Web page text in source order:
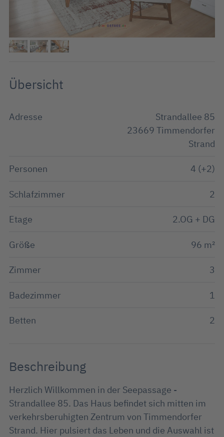
Übersicht
Adresse
Strandallee 85
23669 Timmendorfer
Strand
Personen 4 (+2)
Schlafzimmer 2
Etage 2.OG + DG
Größe 96 m²
Zimmer 3
Badezimmer 1
Betten 2
Beschreibung
Herzlich Willkommen in der Seepassage -
Strandallee 85. Das Haus befindet sich mitten im
verkehrsberuhigten Zentrum von Timmendorfer
Strand. Hier pulsiert das Leben und die Auswahl ist